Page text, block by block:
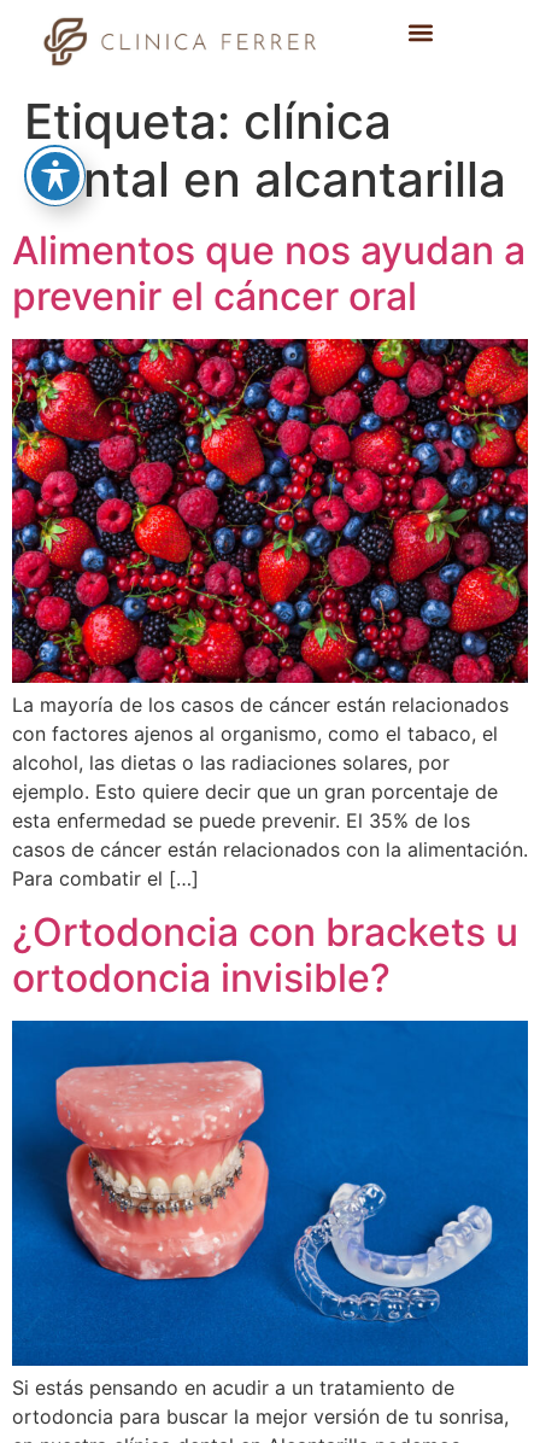
Etiqueta: clínica
dental en alcantarilla
Alimentos que nos ayudan a
prevenir el cáncer oral
La mayoría de los casos de cáncer están relacionados
con factores ajenos al organismo, como el tabaco, el
alcohol, las dietas o las radiaciones solares, por
ejemplo. Esto quiere decir que un gran porcentaje de
esta enfermedad se puede prevenir. El 35% de los
casos de cáncer están relacionados con la alimentación.
Para combatir el […]
¿Ortodoncia con brackets u
ortodoncia invisible?
Si estás pensando en acudir a un tratamiento de
ortodoncia para buscar la mejor versión de tu sonrisa,